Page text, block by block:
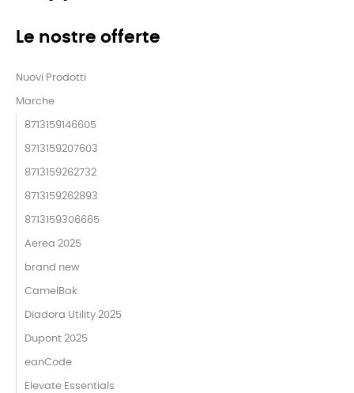
Le nostre offerte
Nuovi Prodotti
Marche
8713159146605
8713159207603
8713159262732
8713159262893
8713159306665
Aerea 2025
brand new
CamelBak
Diadora Utility 2025
Dupont 2025
eanCode
Elevate Essentials